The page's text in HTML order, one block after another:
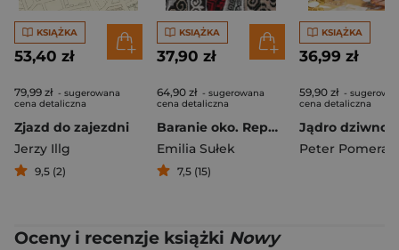
KSIĄŻKA
53,40 zł
79,99 zł - sugerowana
cena detaliczna
Zjazd do zajezdni
Jerzy Illg
9,5 (2)
KSIĄŻKA
37,90 zł
64,90 zł - sugerowana
cena detaliczna
Baranie oko. Reportaż z Kirgistanu
Emilia Sułek
7,5 (15)
KSIĄŻKA
36,99 zł
59,90 zł -
cena detaliczna
Peter
Oceny i recenzje książki Nowy